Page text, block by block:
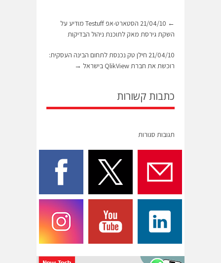
←
21/04/10 הסטארט-אפ Testuff מודיע על
השקת גירסת מאק לתוכנת ניהול הבדיקות
21/04/10 חילן טק נכנסת לתחום הבינה העסקית:
רוכשת את חברת QlikView בישראל
→
כתבות קשורות
תגובות סגורות